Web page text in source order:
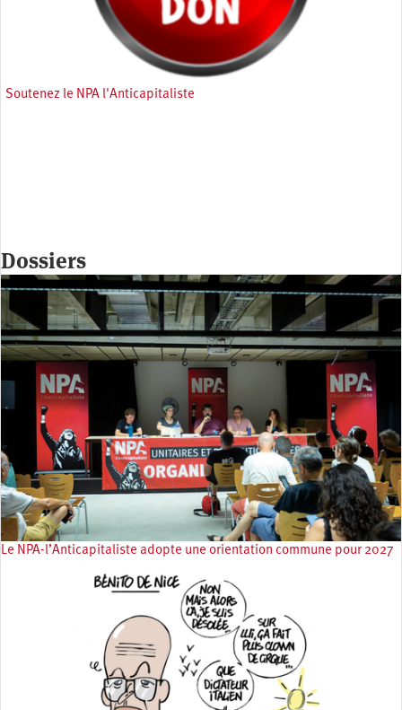
Soutenez le NPA l'Anticapitaliste
Dossiers
Le NPA-l’Anticapitaliste adopte une orientation commune pour 2027